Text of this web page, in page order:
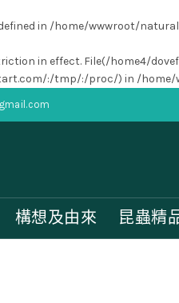
in /home/wwwroot/
in effect. File(/home4/
:/tmp/:/proc/) in /home/
構想及由來 昆蟲精